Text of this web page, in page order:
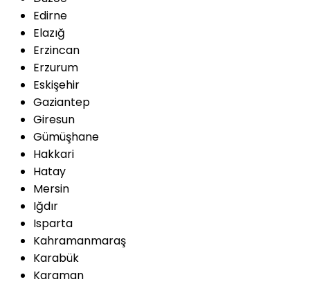
Edirne
Elazığ
Erzincan
Erzurum
Eskişehir
Gaziantep
Giresun
Gümüşhane
Hakkari
Hatay
Mersin
Iğdır
Isparta
Kahramanmaraş
Karabük
Karaman